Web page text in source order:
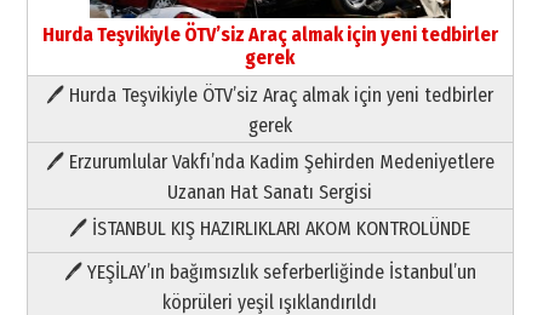
Hurda Teşvikiyle ÖTV’siz Araç almak için yeni tedbirler
gerek
🖊 Hurda Teşvikiyle ÖTV’siz Araç almak için yeni tedbirler
gerek
🖊 Erzurumlular Vakfı’nda Kadim Şehirden Medeniyetlere
Uzanan Hat Sanatı Sergisi
🖊 İSTANBUL KIŞ HAZIRLIKLARI AKOM KONTROLÜNDE
🖊 YEŞİLAY’ın bağımsızlık seferberliğinde İstanbul’un
köprüleri yeşil ışıklandırıldı
Paranın Aile Kültüründeki Yeri
03 Ağustos 2026 Pazartesi
Yıldırım Gündoğdu
HAVVA’NIN ÜÇ KIZI
09 Temmuz 2026 Perşembe